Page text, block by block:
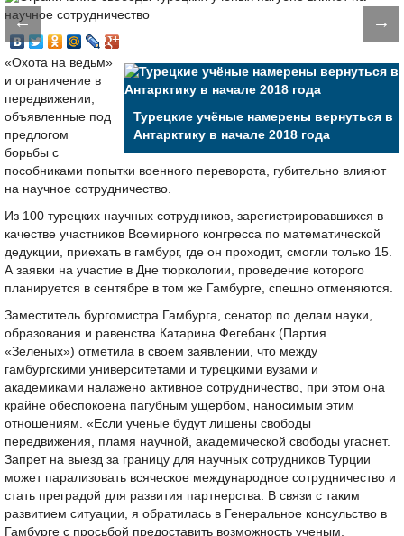
← →
Турецкие учёные намерены вернуться в
Антарктику в начале 2018 года
«Охота на ведьм»
и ограничение в
передвижении,
объявленные под
предлогом
борьбы с
пособниками попытки военного переворота, губительно влияют
на научное сотрудничество.
Из 100 турецких научных сотрудников, зарегистрировавшихся в
качестве участников Всемирного конгресса по математической
дедукции, приехать в гамбург, где он проходит, смогли только 15.
А заявки на участие в Дне тюркологии, проведение которого
планируется в сентябре в том же Гамбурге, спешно отменяются.
Заместитель бургомистра Гамбурга, сенатор по делам науки,
образования и равенства Катарина Фегебанк (Партия
«Зеленых») отметила в своем заявлении, что между
гамбургскими университетами и турецкими вузами и
академиками налажено активное сотрудничество, при этом она
крайне обеспокоена пагубным ущербом, наносимым этим
отношениям. «Если ученые будут лишены свободы
передвижения, пламя научной, академической свободы угаснет.
Запрет на выезд за границу для научных сотрудников Турции
может парализовать всяческое международное сотрудничество и
стать преградой для развития партнерства. В связи с таким
развитием ситуации, я обратилась в Генеральное консульство в
Гамбурге с просьбой предоставить возможность ученым,